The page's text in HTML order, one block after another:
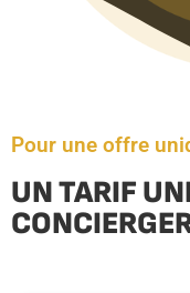
Pour une offre
UN TARIF